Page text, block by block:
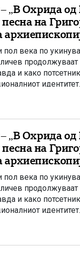
– „В Охрида
на
века по
и како
туку и порака до
– „В Охрида
на
века по
и како
туку и порака до